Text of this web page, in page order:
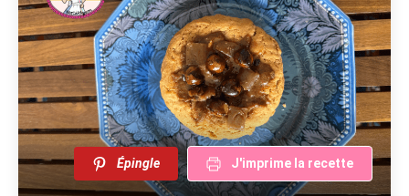
Épingle J'imprime la recette